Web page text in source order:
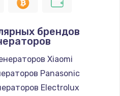
руб.
модуля
руб.
брендов
Xiaomi
Panasonic
Electrolux